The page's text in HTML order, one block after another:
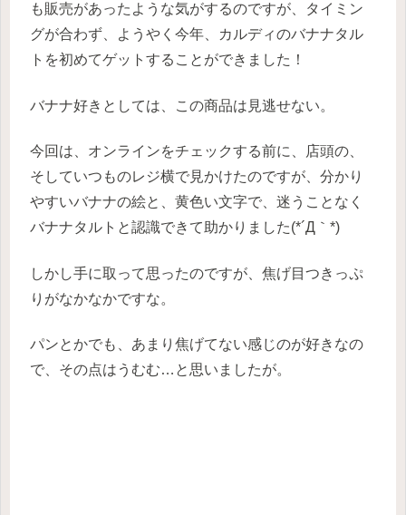
も販売があったような気がするのですが、タイミン
グが合わず、ようやく今年、カルディのバナナタル
トを初めてゲットすることができました！
バナナ好きとしては、この商品は見逃せない。
今回は、オンラインをチェックする前に、店頭の、
そしていつものレジ横で見かけたのですが、分かり
やすいバナナの絵と、黄色い文字で、迷うことなく
バナナタルトと認識できて助かりました(*´Д｀*)
しかし手に取って思ったのですが、焦げ目つきっぷ
りがなかなかですな。
パンとかでも、あまり焦げてない感じのが好きなの
で、その点はうむむ…と思いましたが。